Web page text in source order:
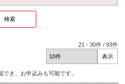
21 -30件 /93件
き、お申込みも可能です。